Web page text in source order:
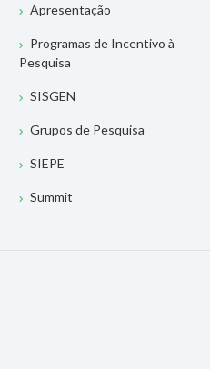
Apresentação
Programas de Incentivo à
Pesquisa
SISGEN
Grupos de Pesquisa
SIEPE
Summit